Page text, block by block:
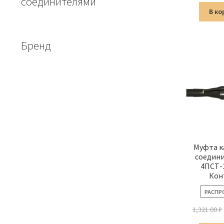
В
Муфта
4ПСТ-
1,321.00₽
Бренд